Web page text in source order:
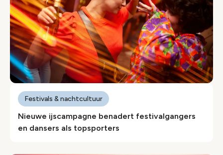
Nieuwe ijscampagne benadert festivalgangers
en dansers als topsporters
Festivals & nachtcultuur